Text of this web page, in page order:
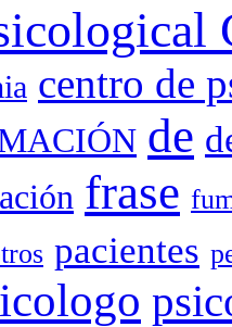
centro de
de
frase
pacientes